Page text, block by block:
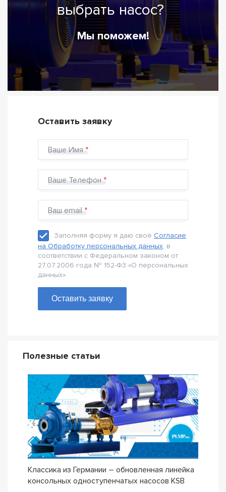
выбрать насос?
Мы поможем!
Оставить заявку
Ваше Имя
Ваше Телефон
Ваш email
Заполняя форму я даю своё Согласие
на Обработку персональных данных, в
соответствии с Федеральном законом от
27.07.2006 года № 152-Ф3 «О персональных
данных».
Оставить заявку
Полезные статьи
Классика из Германии – обновленная линейка
консольных одноступенчатых насосов KSB